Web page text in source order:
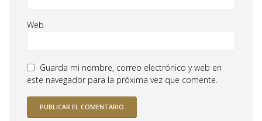
Web
Guarda mi nombre, correo electrónico y web en
este navegador para la próxima vez que comente.